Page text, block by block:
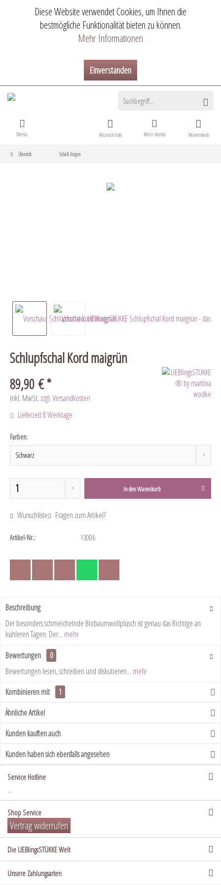
Diese Website verwendet Cookies, um Ihnen die
bestmögliche Funktionalität bieten zu können.
Mehr Informationen
Einverstanden
Warenkorb
Wunschliste Mein Konto
Menü
Übersicht Schal & Kragen
Schlupfschal Kord maigrün
89,90 € *
inkl. MwSt. zzgl. Versandkosten
Lieferzeit 8 Werktage
Farben:
In denWarenkorb
Wunschliste Fragen zum Artikel?
Artikel-Nr.: 13006
Beschreibung
Der besonders schmeichelnde Biobaumwollplüsch ist genau das Richtige an
kühleren Tagen. Der... mehr
Bewertungen
0
Bewertungen lesen, schreiben und diskutieren... mehr
Kombinieren mit
1
Ähnliche Artikel
Kunden kauften auch
Kunden haben sich ebenfalls angesehen
Service Hotline
...
Shop Service
Vertrag widerrufen
Die LIEBlingsSTÜKKE Welt
Unsere Zahlungsarten